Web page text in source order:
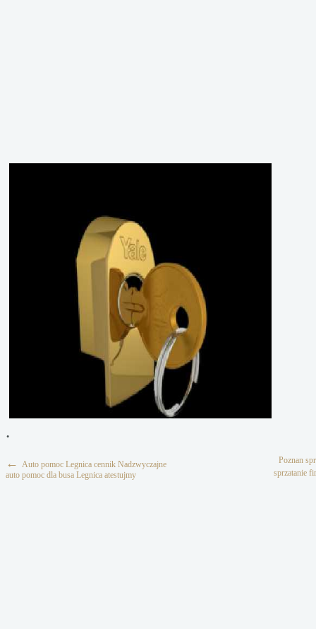
.
← Auto pomoc Legnica cennik Nadzwyczajne
auto pomoc dla busa Legnica atestujmy
Poznan
sprzatanie